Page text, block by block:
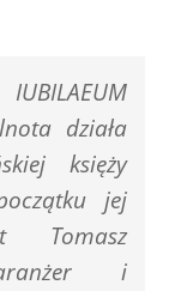
działa
księży
jej
Tomasz
i